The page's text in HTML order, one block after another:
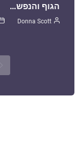
הגוף והנפש…
Donna Scott